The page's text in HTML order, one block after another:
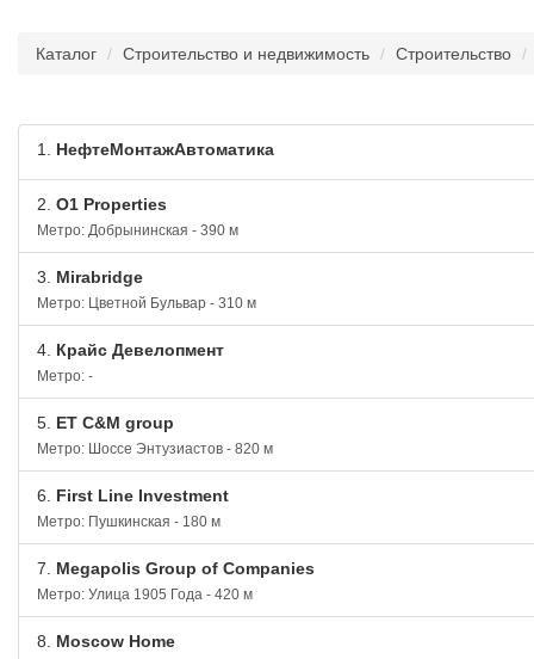
Каталог Строительство и недвижимость Строительство
1. НефтеМонтажАвтоматика
2. O1 Properties
Метро: Добрынинская - 390 м
3. Mirabridge
Метро: Цветной Бульвар - 310 м
4. Крайс Девелопмент
Метро: -
5. ET C&M group
Метро: Шоссе Энтузиастов - 820 м
6. First Line Investment
Метро: Пушкинская - 180 м
7. Megapolis Group of Companies
Метро: Улица 1905 Года - 420 м
8. Moscow Home